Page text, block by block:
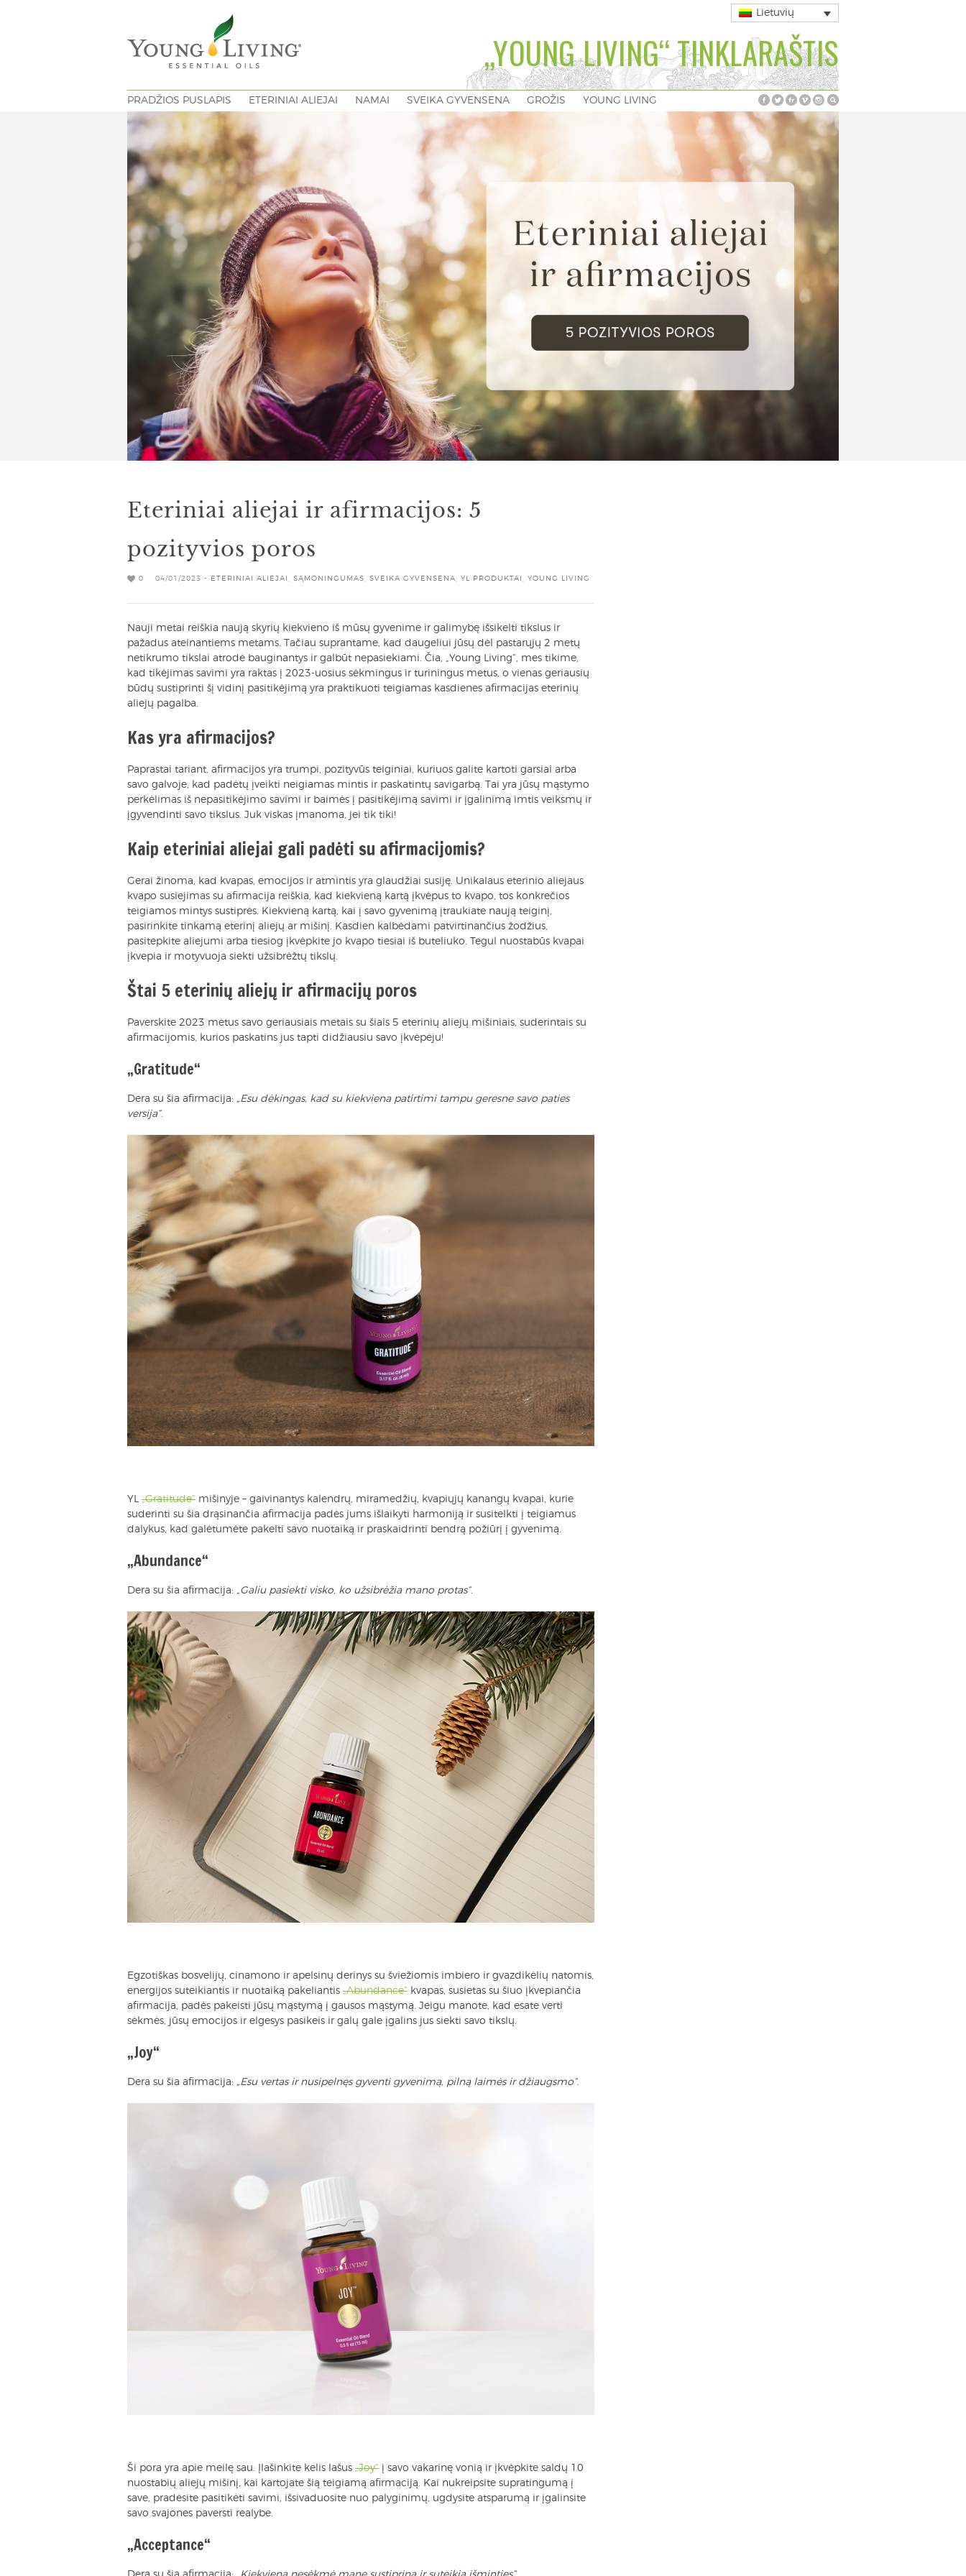
Lietuvių
„YOUNG LIVING“ TINKLARAŠTIS
PRADŽIOS PUSLAPIS ETERINIAI ALIEJAI NAMAI SVEIKA GYVENSENA GROŽIS YOUNG LIVING
Eteriniai aliejai ir afirmacijos: 5
pozityvios poros
0 04/01/2023 - ETERINIAI ALIEJAI SĄMONINGUMAS SVEIKA GYVENSENA YL PRODUKTAI YOUNG LIVING
Nauji metai reiškia naują skyrių kiekvieno iš mūsų gyvenime ir galimybę išsikelti tikslus ir
pažadus ateinantiems metams. Tačiau suprantame, kad daugeliui jūsų dėl pastarųjų 2 metų
netikrumo tikslai atrodė bauginantys ir galbūt nepasiekiami. Čia, „Young Living“, mes tikime,
kad tikėjimas savimi yra raktas į 2023-uosius sėkmingus ir turiningus metus, o vienas geriausių
būdų sustiprinti šį vidinį pasitikėjimą yra praktikuoti teigiamas kasdienes afirmacijas eterinių
aliejų pagalba.
Kas yra afirmacijos?
Paprastai tariant, afirmacijos yra trumpi, pozityvūs teiginiai, kuriuos galite kartoti garsiai arba
savo galvoje, kad padėtų įveikti neigiamas mintis ir paskatintų savigarbą. Tai yra jūsų mąstymo
perkėlimas iš nepasitikėjimo savimi ir baimės į pasitikėjimą savimi ir įgalinimą imtis veiksmų ir
įgyvendinti savo tikslus. Juk viskas įmanoma, jei tik tiki!
Kaip eteriniai aliejai gali padėti su afirmacijomis?
Gerai žinoma, kad kvapas, emocijos ir atmintis yra glaudžiai susiję. Unikalaus eterinio aliejaus
kvapo susiejimas su afirmacija reiškia, kad kiekvieną kartą įkvėpus to kvapo, tos konkrečios
teigiamos mintys sustiprės. Kiekvieną kartą, kai į savo gyvenimą įtraukiate naują teiginį,
pasirinkite tinkamą eterinį aliejų ar mišinį. Kasdien kalbėdami patvirtinančius žodžius,
pasitepkite aliejumi arba tiesiog įkvėpkite jo kvapo tiesiai iš buteliuko. Tegul nuostabūs kvapai
įkvepia ir motyvuoja siekti užsibrėžtų tikslų.
Štai 5 eterinių aliejų ir afirmacijų poros
Paverskite 2023 metus savo geriausiais metais su šiais 5 eterinių aliejų mišiniais, suderintais su
afirmacijomis, kurios paskatins jus tapti didžiausiu savo įkvėpėju!
„Gratitude“
Dera su šia afirmacija: „Esu dėkingas, kad su kiekviena patirtimi tampu geresne savo paties
versija“.
YL „Gratitude“ mišinyje – gaivinantys kalendrų, miramedžių, kvapiųjų kanangų kvapai, kurie
suderinti su šia drąsinančia afirmacija padės jums išlaikyti harmoniją ir susitelkti į teigiamus
dalykus, kad galėtumėte pakelti savo nuotaiką ir praskaidrinti bendrą požiūrį į gyvenimą.
„Abundance“
Dera su šia afirmacija: „Galiu pasiekti visko, ko užsibrėžia mano protas“.
Egzotiškas bosvelijų, cinamono ir apelsinų derinys su šviežiomis imbiero ir gvazdikėlių natomis,
energijos suteikiantis ir nuotaiką pakeliantis „Abundance“ kvapas, susietas su šiuo įkvepiančia
afirmacija, padės pakeisti jūsų mąstymą į gausos mąstymą. Jeigu manote, kad esate verti
sėkmės, jūsų emocijos ir elgesys pasikeis ir galų gale įgalins jus siekti savo tikslų.
„Joy“
Dera su šia afirmacija: „Esu vertas ir nusipelnęs gyventi gyvenimą, pilną laimės ir džiaugsmo“.
Ši pora yra apie meilę sau. Įlašinkite kelis lašus „Joy“ į savo vakarinę vonią ir įkvėpkite saldų 10
nuostabių aliejų mišinį, kai kartojate šią teigiamą afirmaciją. Kai nukreipsite supratingumą į
save, pradėsite pasitikėti savimi, išsivaduosite nuo palyginimų, ugdysite atsparumą ir įgalinsite
savo svajones paversti realybe.
„Acceptance“